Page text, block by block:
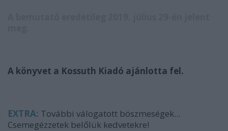
A könyvet a Kossuth Kiadó ajánlotta fel.
EXTRA: További válogatott böszmeségek...
Csemegézzetek belőlük kedvetekre!